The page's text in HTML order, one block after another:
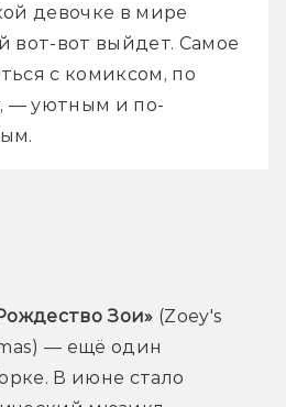
девочке в мире
вот-вот выйдет. Самое
с комиксом, по
— уютным и по-
Зои» (Zoey's
— ещё один
В июне стало